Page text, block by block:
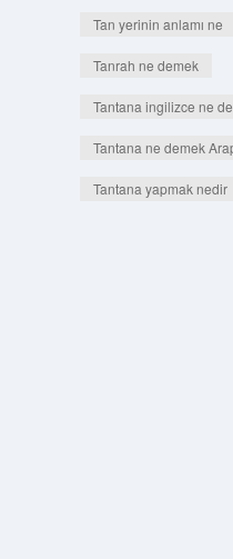
Tan yerinin anlamı ne
Tanrah ne demek
Tantana ingilizce ne
Tantana ne demek
Tantana yapmak nedir